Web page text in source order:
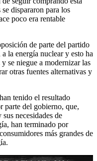
dispararon para los
poco era rentable
de parte del partido
la energía nuclear y esto ha
se niegue a modernizar las
otras fuentes alternativas y
tenido el resultado
parte del gobierno, que,
necesidades de
han terminado por
más grandes de